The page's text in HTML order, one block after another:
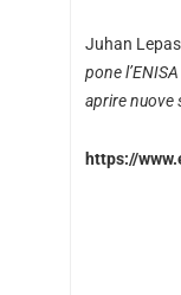
Juhan
pone
aprire nuove
https://